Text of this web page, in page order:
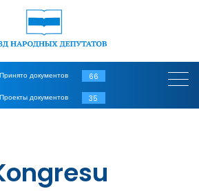
Принято документов 66
Проекты документов 35